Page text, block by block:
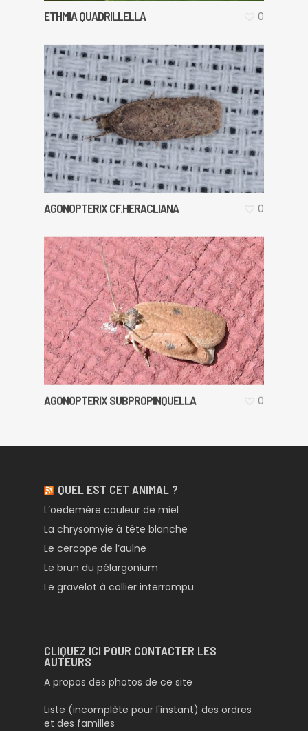
ETHMIA QUADRILLELLA 0
AGONOPTERIX CF.HERACLIANA 0
AGONOPTERIX SUBPROPINQUELLA 0
QUEL EST CET ANIMAL ?
L’oedemère couleur de miel
La chrysomyie à tête blanche
Le cercope de l’aulne
Le brun du pélargonium
Le gravelot à collier interrompu
CLIQUEZ ICI POUR CONTACTER LES
AUTEURS
A propos des photos de ce site
Liste (incomplète pour l'instant) des ordres
et des familles